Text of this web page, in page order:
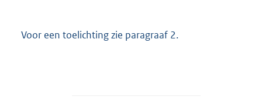
Voor een toelichting zie paragraaf 2.